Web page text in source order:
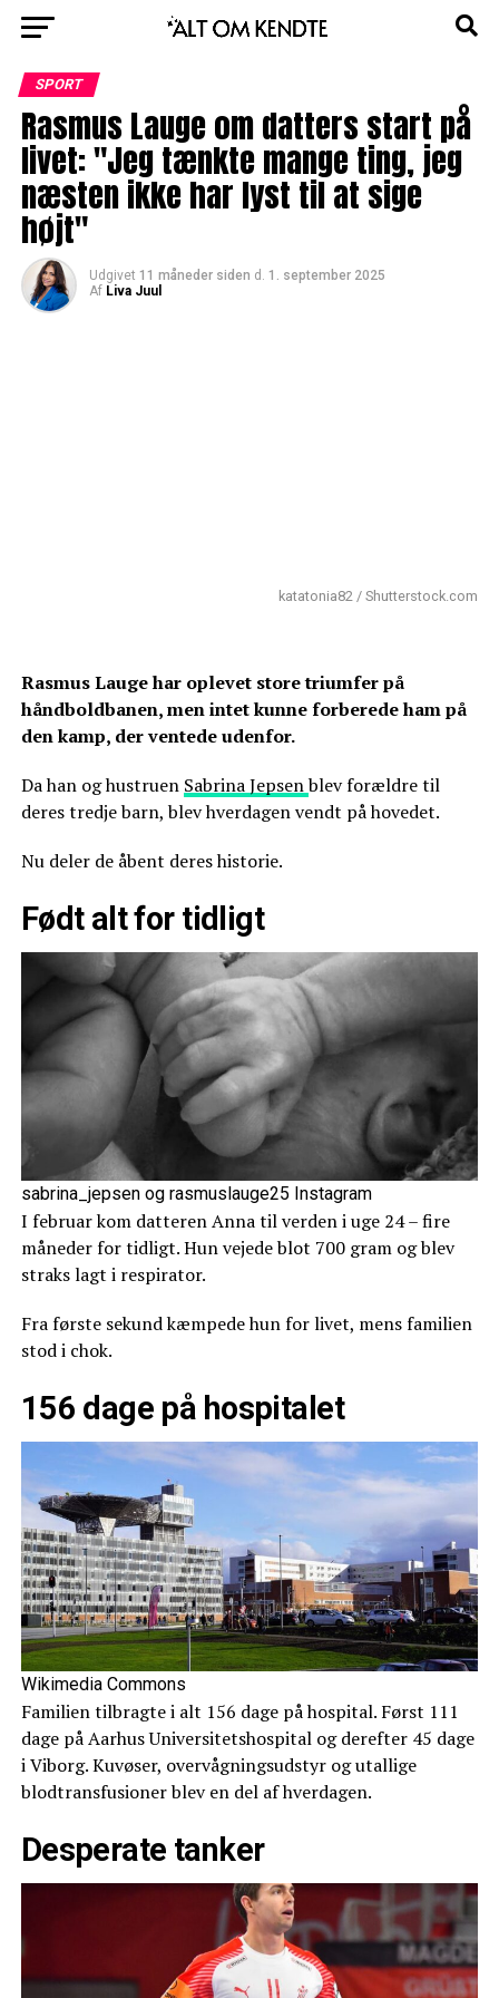
SPORT
Rasmus Lauge om datters start på
livet: "Jeg tænkte mange ting, jeg
næsten ikke har lyst til at sige
højt"
Udgivet 11 måneder siden d. 1. september 2025
Af Liva Juul
katatonia82 / Shutterstock.com
Rasmus Lauge har oplevet store triumfer på
håndboldbanen, men intet kunne forberede ham på
den kamp, der ventede udenfor.
Da han og hustruen Sabrina Jepsenblev forældre til
deres tredje barn, blev hverdagen vendt på hovedet.
Nu deler de åbent deres historie.
Født alt for tidligt
sabrina_jepsen og rasmuslauge25 Instagram
I februar kom datteren Anna til verden i uge 24 – fire
måneder for tidligt. Hun vejede blot 700 gram og blev
straks lagt i respirator.
Fra første sekund kæmpede hun for livet, mens familien
stod i chok.
156 dage på hospitalet
Wikimedia Commons
Familien tilbragte i alt 156 dage på hospital. Først 111
dage på Aarhus Universitetshospital og derefter 45 dage
i Viborg. Kuvøser, overvågningsudstyr og utallige
blodtransfusioner blev en del af hverdagen.
Desperate tanker